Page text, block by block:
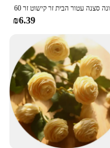
₪6.39